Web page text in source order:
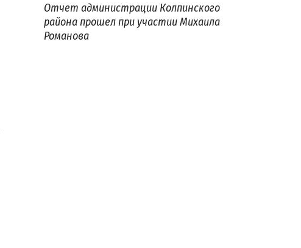
Отчет администрации Колпинского
района прошел при участии Михаила
Романова